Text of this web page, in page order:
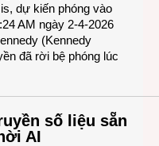
dự kiến ​​phóng vào
AM ngày 2-4-2026
(Kennedy
đã rời bệ phóng lúc
số liệu sẵn
AI